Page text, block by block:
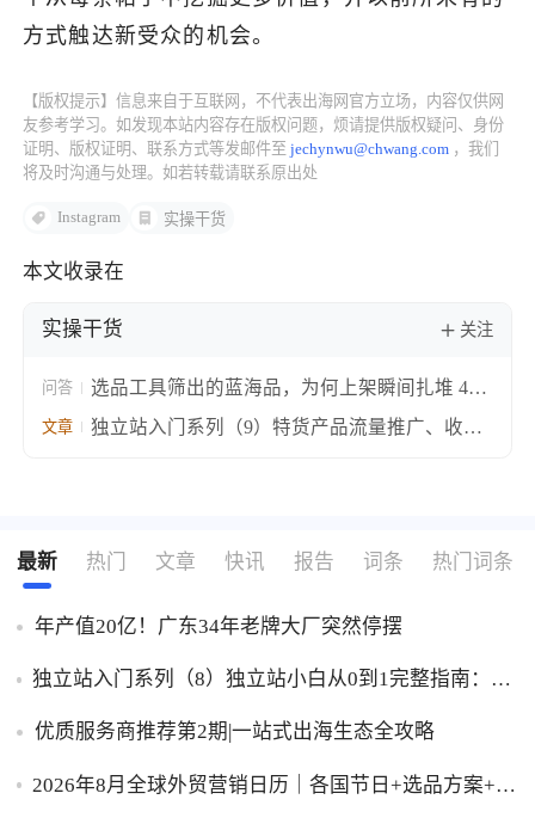
方式触达新受众的机会。
【版权提示】信息来自于互联网，不代表出海网官方立场，内容仅供网
友参考学习。如发现本站内容存在版权问题，烦请提供版权疑问、身份
证明、版权证明、联系方式等发邮件至jechynwu@chwang.com ，我们
将及时沟通与处理。如若转载请联系原出处
Instagram 实操干货
本文收录在
实操干货 关注
问答
选品工具筛出的蓝海品，为何上架瞬间扎堆 40
个对手？跨境电商选品工具容易中的三个坑解
析！
文章
独立站入门系列（9）特货产品流量推广、收款
最新 热门 文章 快讯 报告 词条 热门词条
年产值20亿！广东34年老牌大厂突然停摆
独立站入门系列（8）独立站小白从0到1完整指南：建
优质服务商推荐第2期|一站式出海生态全攻略
2026年8月全球外贸营销日历｜各国节日+选品方案+实